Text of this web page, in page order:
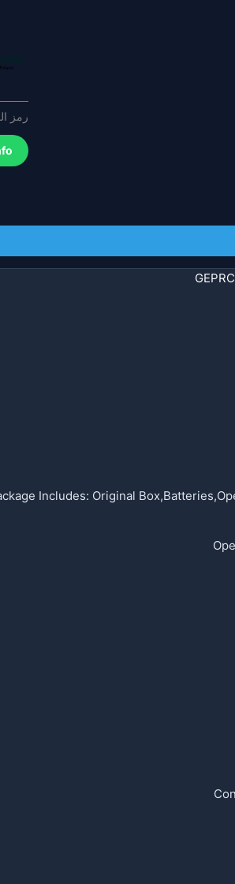
بدون
GR8
وحدة
بعد
رمز
Includes: Original